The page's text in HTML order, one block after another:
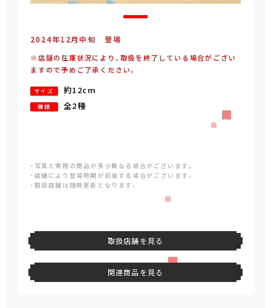
2024年12月中旬 登場
※店舗の在庫状況により、取扱を終了している場合がござい
ますので予めご了承ください。
サイズ 約12cm
種類 全2種
・写真と実際の商品が多少異なる場合がございます。
・店舗により登場時期が前後する場合がございます。
・取扱店舗は随時更新となります。
取扱店舗を見る
関連商品を見る